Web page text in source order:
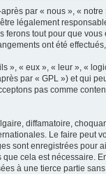
par « nous », «
légalement
ferons tout pour que
ont été
», « eux », « leur », «
par « GPL ») et qui
pas comme
diffamatoire,
Le faire peut
sont enregistrées
cela est nécessaire.
à une tierce partie